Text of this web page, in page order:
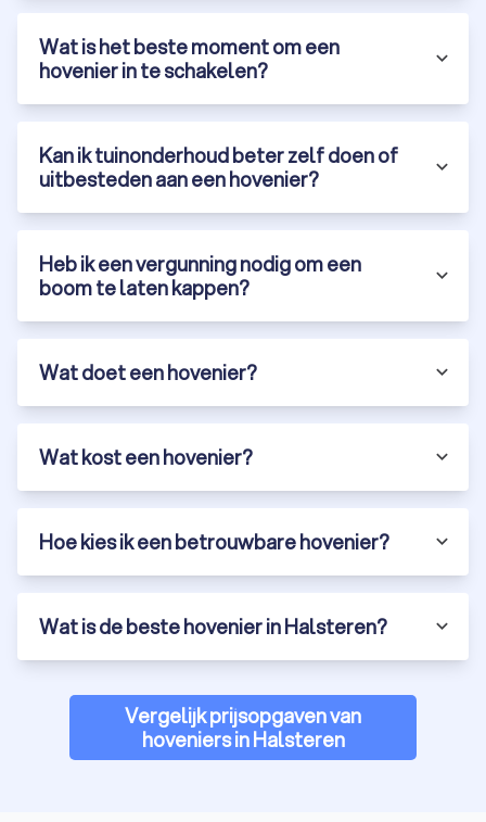
Halsteren.
Wat is het beste moment om een
hovenier in te schakelen?
Kan ik tuinonderhoud beter zelf doen of
uitbesteden aan een hovenier?
Heb ik een vergunning nodig om een
boom te laten kappen?
Wat doet een hovenier?
Wat kost een hovenier?
Hoe kies ik een betrouwbare hovenier?
Wat is de beste hovenier in Halsteren?
Vergelijk prijsopgaven van
hoveniers in Halsteren